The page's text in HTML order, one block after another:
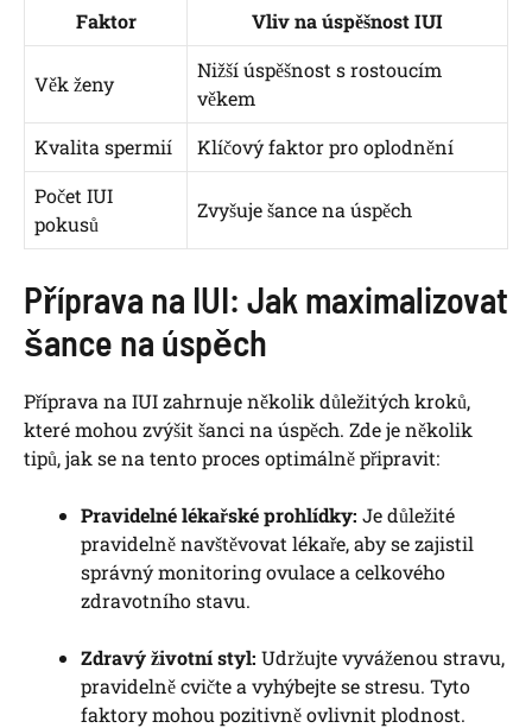
Faktor Vliv na úspěšnost⁢ IUI
Věk ženy
Nižší úspěšnost s rostoucím
věkem
Kvalita ⁤spermií
Klíčový faktor pro oplodnění
Počet IUI
⁤pokusů
Zvyšuje​ šance na úspěch
Příprava na IUI: ⁤Jak maximalizovat
šance na úspěch
Příprava​ na ​IUI zahrnuje několik důležitých kroků,
které mohou ‍zvýšit ⁢šanci na úspěch. Zde je několik⁣
tipů, jak se ⁤na tento proces optimálně připravit:
Pravidelné lékařské prohlídky: Je důležité
pravidelně navštěvovat lékaře, aby se zajistil
správný ⁢monitoring ovulace a celkového‍
zdravotního stavu.
Zdravý životní styl: Udržujte vyváženou stravu,
pravidelně cvičte a‍ vyhýbejte se stresu. Tyto
faktory mohou pozitivně ovlivnit plodnost.